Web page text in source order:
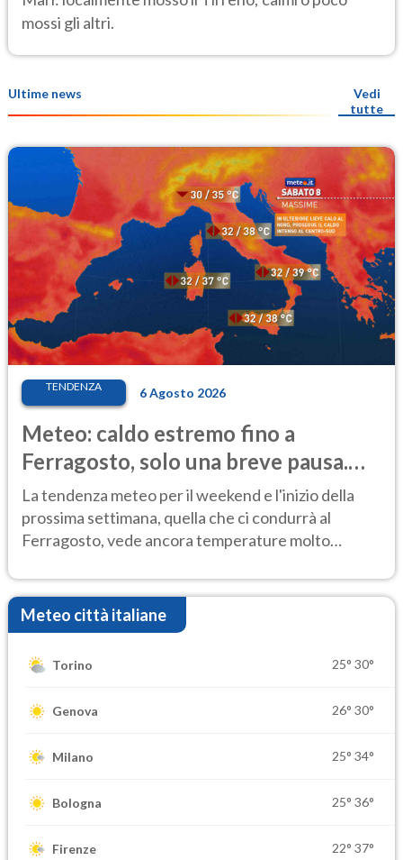
mossi gli altri.
Ultime news
Vedi
tutte
TENDENZA 6 Agosto 2026
Meteo: caldo estremo fino a
Ferragosto, solo una breve pausa.
Ecco dove
La tendenza meteo per il weekend e l'inizio della
prossima settimana, quella che ci condurrà al
Ferragosto, vede ancora temperature molto
Meteo città italiane
Torino 25° 30°
Genova 26° 30°
Milano 25° 34°
Bologna 25° 36°
Firenze 22° 37°